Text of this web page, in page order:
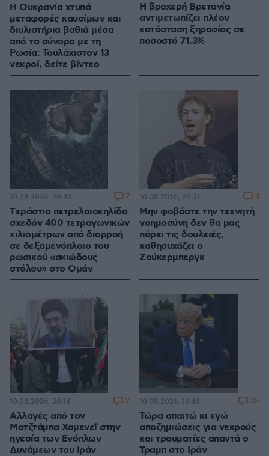
Η Ουκρανία χτυπά
μεταφορές καυσίμων και
διυλιστήρια βαθιά μέσα
από τα σύνορα με τη
Ρωσία: Τουλάχιστον 13
νεκροί, δείτε βίντεο
Η βροχερή Βρετανία
αντιμετωπίζει πλέον
κατάσταση ξηρασίας σε
ποσοστό 71,3%
Tεράστια πετρελαιοκηλίδα
σχεδόν 400 τετραγωνικών
χιλιομέτρων από διαρροή
σε δεξαμενόπλοιο του
ρωσικού «σκιώδους
στόλου» στο Ομάν
10.08.2026, 20:43 7
Μην φοβάστε την τεχνητή
νοημοσύνη δεν θα μας
πάρει τις δουλειές,
καθησυχάζει ο
Ζούκερμπεργκ
10.08.2026, 20:31 4
Αλλαγές από τον
Μοτζτάμπα Χαμενεΐ στην
ηγεσία των Ενόπλων
Δυνάμεων του Ιράν
10.08.2026, 20:14 2
Τώρα απαιτώ κι εγώ
αποζημιώσεις για νεκρούς
και τραυματίες απαντά ο
Τραμπ στο Ιράν
10.08.2026, 19:48 38